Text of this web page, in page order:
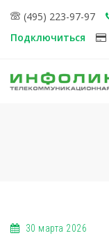
(495) 223-97-97
Подключиться
30 марта 2026